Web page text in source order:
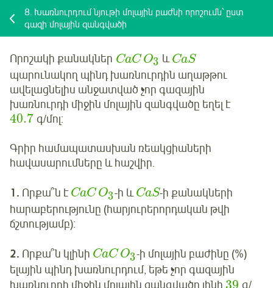
8. Խառնուրդում նյութի մոլային բաժնի որոշումն՝ ըստ
գազի մոլային զանգվածի
Որոշակի քանակներ CaC O3 և CaS
պարունակող պինդ խառնուրդին աղաթթու
ավելացնելիս անջատված չոր գազային
խառնուրդի միջին մոլային զանգվածը եղել է
40.7 գ/մոլ:
Գրիր համապատասխան ռեակցիաների
հավասարումները և հաշվիր.
1. Որքա՞ն է CaC O3-ի և CaS-ի քանակների
հարաբերությունը (հարյուրերորդական թվի
ճշտությամբ):
2. Որքա՞ն կլինի CaC O3-ի մոլային բաժինը (%)
ելային պինդ խառնուրդում, եթե չոր գազային